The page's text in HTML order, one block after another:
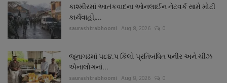
કાશ્મીરમાં આતંકવાદના ઓનલાઈન નેટવર્ક સામે મોટી
કાર્યવાહી,...
saurashtrabhoomi Aug 8, 2026 0
જૂનાગઢમાં ૫૮૪.૫ કિલો પ્રતિબંધિત પનીર અને ચીઝ
એનાલોગનાં...
saurashtrabhoomi Aug 8, 2026 0